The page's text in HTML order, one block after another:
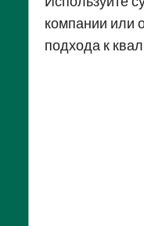
компании или
подхода к